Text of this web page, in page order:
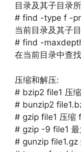
目录及其子目录
# find -type f -
当前目录及其子
# find -
在当前目录中查找
压缩和解压:
# bzip2 file1 压
# bunzip2
# gzip file1 压缩
# gzip -9 file1 最
# gunzip file1.gz